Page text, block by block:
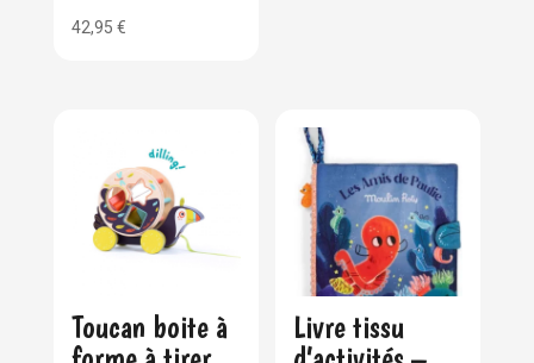
42,95 €
Toucan boite à
Livre tissu